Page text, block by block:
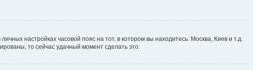
настройках часовой пояс на тот, в котором вы находитесь: Москва, Киев и т.д.
то сейчас удачный момент сделать это.